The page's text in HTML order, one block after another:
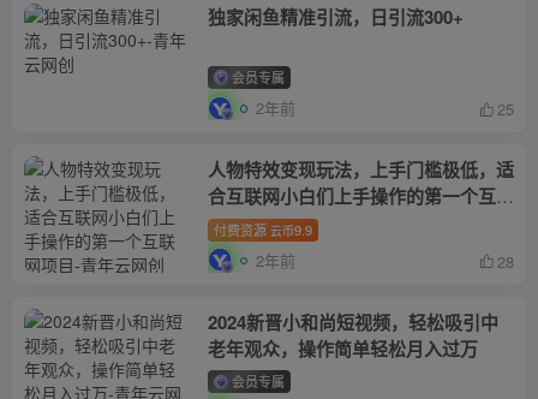
独家闲鱼精准引流，日引流300+
会员专属
2年前 25
人物特效变现玩法，上手门槛极低，适
合互联网小白们上手操作的第一个互联
网项目
付费资源 云币9.9
2年前 28
2024新晋小和尚短视频，轻松吸引中
老年观众，操作简单轻松月入过万
会员专属